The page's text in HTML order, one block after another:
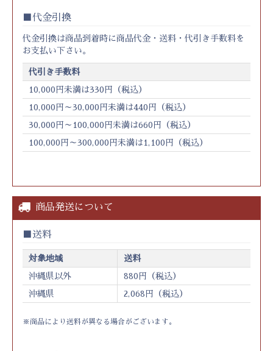
代金引換
代金引換は商品到着時に商品代金・送料・代引き手数料を
お支払い下さい。
代引き手数料
10,000円未満は330円（税込）
10,000円～30,000円未満は440円（税込）
30,000円～100,000円未満は660円（税込）
100,000円～300,000円未満は1,100円（税込）
商品発送について
送料
対象地域 送料
沖縄県以外 880円（税込）
沖縄県 2,068円（税込）
※商品により送料が異なる場合がございます。